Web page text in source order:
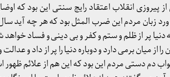
پیروزی انقلاب اعتقاد رایج سنتی این بود که
زبان مردم این ضرب المثل بود که هر چه آید
پر از ظلم و ستم و کفر و بی دینی و فساد
را از میان برمی دارد و دوباره دنیا را پر از داد و
دم دستی مردم این بود که این هم از علائم